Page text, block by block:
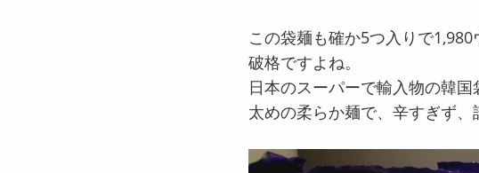
この袋麺も確か5つ入りで1,980
破格ですよね。
日本のスーパーで輸入物の韓
太めの柔らか麺で、辛すぎず、